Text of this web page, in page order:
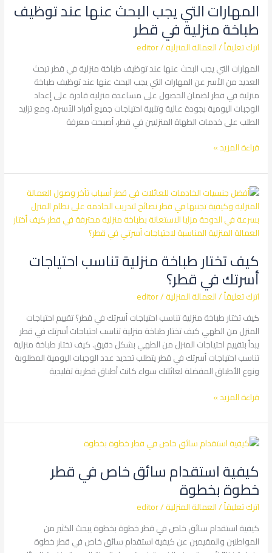
المهارات التي يجب البحث عنها عند توظيف
طباخة منزلية في قطر
اترك تعليقاً/العمالة المنزلية/
editor
المهارات التي يجب البحث عنها عند توظيف طباخة منزلية في قطر تبحث
العديد من الأسر عن المهارات التي يجب البحث عنها عند توظيف طباخة
منزلية في قطر لضمان الحصول على مساعدة منزلية قادرة على إعداد
الوجبات اليومية بجودة عالية وتلبية احتياجات جميع أفراد الأسرة. ومع تزايد
الطلب على خدمات الطهاة المنزليين في قطر، أصبحت معرفة
يجب
البحث
عنها
عند
توظيف
طباخة
منزلية
في
قطر
قراءة المزيد »
كيف تختار طباخة منزلية تناسب احتياجات
أسرتك في قطر؟
اترك تعليقاً/العمالة المنزلية/
editor
كيف تختار طباخة منزلية تناسب احتياجات أسرتك في قطر؟ تقييم احتياجات
المنزل من الطهي كيف تختار طباخة منزلية تناسب احتياجات أسرتك في قطر
يبدأ بتقييم احتياجات المنزل من الطهي بشكل دقيق. كيف تختار طباخة منزلية
تناسب احتياجات أسرتك في قطر يتطلب تحديد عدد الوجبات اليومية المطلوبة
ونوع الأطباق المفضلة لعائلتك سواء كانت أطباق قطرية تقليدية
كيف
تختار
طباخة
منزلية
احتياجات
أسرتك
في
قطر؟
قراءة المزيد »
كيفية استقدام سائق خاص في قطر
خطوة بخطوة
اترك تعليقاً/العمالة المنزلية/
editor
كيفية استقدام سائق خاص في قطر خطوة بخطوة يبحث الكثير من
المواطنين والمقيمين عن كيفية استقدام سائق خاص في قطر خطوة
كيفية
سائق
خاص
في
قطر
خطوة
بخطوة